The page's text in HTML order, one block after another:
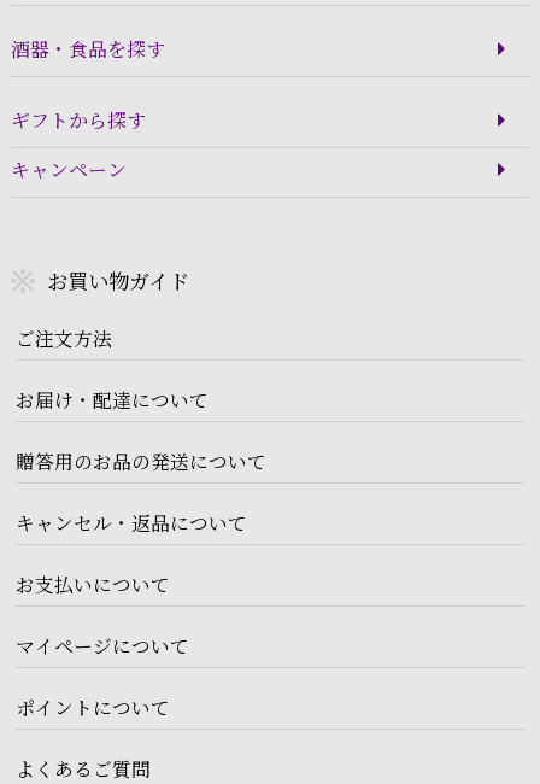
酒器・食品を探す
ギフトから探す
キャンペーン
お買い物ガイド
ご注文方法
お届け・配達について
贈答用のお品の発送について
キャンセル・返品について
お支払いについて
マイページについて
ポイントについて
よくあるご質問